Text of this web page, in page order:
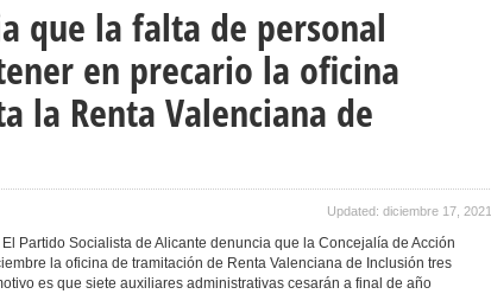
que la falta de personal
en precario la oficina
la Renta Valenciana de
Updated: diciembre 17, 2021
El Partido Socialista de Alicante denuncia que la Concejalía de Acción
la oficina de tramitación de Renta Valenciana de Inclusión tres
es que siete auxiliares administrativas cesarán a final de año